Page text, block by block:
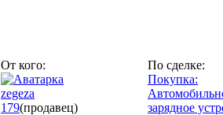
От кого:
zegeza
179(продавец)
По сделке:
Покупка:
зарядное